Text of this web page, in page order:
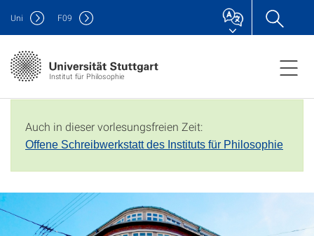
Institut für Philosophie
Uni F09
Auch in dieser vorlesungsfreien Zeit:
Offene Schreibwerkstatt des Instituts für Philosophie